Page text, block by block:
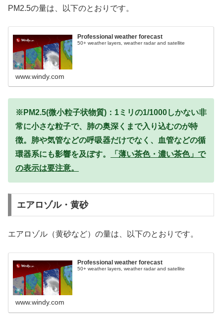
PM2.5の量は、以下のとおりです。
Professional weather forecast
50+ weather layers, weather radar and satellite
www.windy.com
※PM2.5(微小粒子状物質)：1ミリの1/1000しかない非
常に小さな粒子で、肺の奥深くまで入り込むのが特
徴。肺や気管などの呼吸器だけでなく、血管などの循
環器系にも影響を及ぼす。
「薄い茶色・濃い茶色」で
の表示は要注意。
エアロゾル・黄砂
エアロゾル（黄砂など）の量は、以下のとおりです。
Professional weather forecast
50+ weather layers, weather radar and satellite
www.windy.com